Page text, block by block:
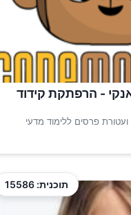
- הרפתקת קידוד
ועטורת פרסים ללימוד מדעי
תוכנית: 15586